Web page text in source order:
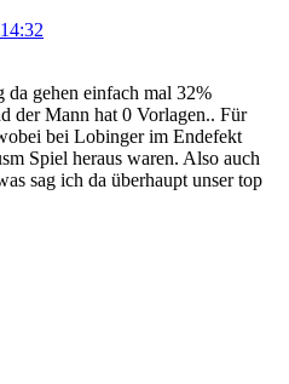
gehen einfach mal 32%
der Mann hat 0 Vorlagen.. Für
bei Lobinger im Endefekt
Spiel heraus waren. Also auch
sag ich da überhaupt unser top